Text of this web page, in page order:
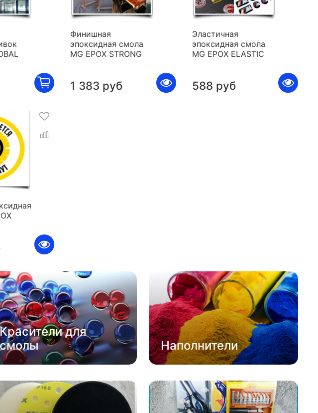
Финишная
эпоксидная смола
MG EPOX STRONG
1 383 руб
Эластичная
эпоксидная смола
MG EPOX ELASTIC
588 руб
для
Наполнители